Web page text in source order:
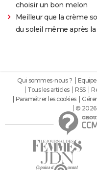
choisir un bon melon
Meilleur que la crème
du soleil même après
Qui sommes-nous ? Equipe
Tous les articles
RSS
Paramétrer les cookies
© 2026